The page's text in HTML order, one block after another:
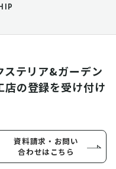
ステリア&ガーデン
店の登録を受け付け
資料請求・お問い
合わせはこちら